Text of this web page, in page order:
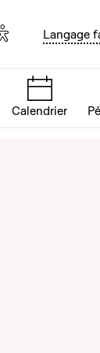
OptionsLangage
Calendrier